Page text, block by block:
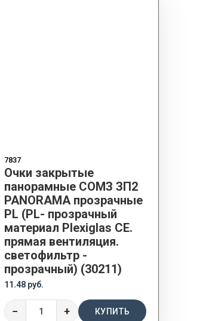
7837
Очки закрытые
панорамные СОМЗ ЗП2
PANORAMA прозрачные
PL (PL- прозрачный
материал Plexiglas CE.
прямая вентиляция.
светофильтр -
прозрачный) (30211)
11.48 руб.
− + КУПИТЬ